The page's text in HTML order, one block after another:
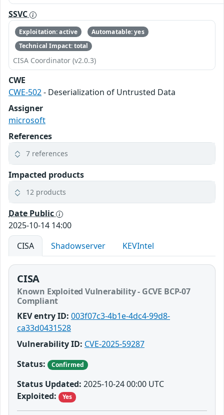
SSVC
Exploitation: active
Automatable: yes
Technical Impact: total
CISA Coordinator (v2.0.3)
CWE
CWE-502- Deserialization of Untrusted Data
Assigner
microsoft
References
7 references
Impacted products
12 products
Date Public
2025-10-14 14:00
CISA
Shadowserver KEVIntel
CISA
Known Exploited Vulnerability - GCVE BCP-07
Compliant
KEV entry ID: 003f07c3-4b1e-4dc4-99d8-
ca33d0431528
Vulnerability ID: CVE-2025-59287
Status:
Confirmed
Status Updated: 2025-10-24 00:00 UTC
Exploited:
Yes